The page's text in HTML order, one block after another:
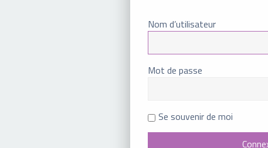
Nom d’utilisateur
Mot de passe
Se souvenir de moi